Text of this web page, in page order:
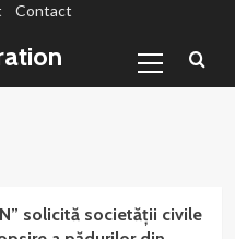
Contact
Menu
solicită societății civile